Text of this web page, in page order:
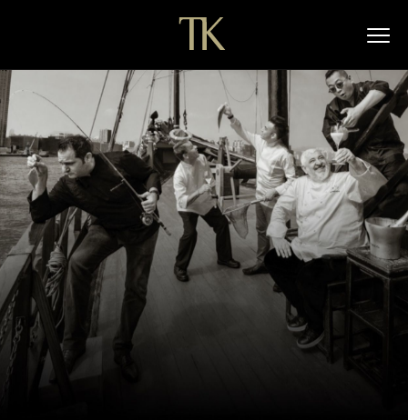
脆皮鯧魚配自製酸菜、魚骨高湯、四川胡椒及辣椒油，佐茴香和柑
橘沙
摩洛哥塔吉鍋海鱸魚配紅棗、無花果、煙熏紅椒粉、小茴香、藏紅
花及薑黃
紅鱸配番茄丁、土豆及魚子醬，淋上番紅花醬
烤比目魚配花椰菜泥，佐柑橘、鯷魚和酸豆醬
金槍魚頸腩壽司－壽司飯用以發酵酒糟製成的紅醋調味，伴金槍魚
骨髓慕斯
海藻奶油燉魴魚配檸檬泥、白蘆筍泥、魚子醬及澳洲青蘋果薄片